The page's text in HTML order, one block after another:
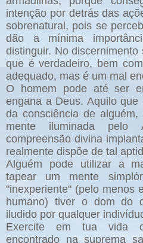
intenção por detrás das
sobrenatural, pois se
dão a mínima
distinguir. No
que é verdadeiro, bem
adequado, mas é um mal
O homem pode até ser
engana a Deus. Aquilo que
da consciência de
mente iluminada pelo
compreensão divina
realmente dispõe de tal
Alguém pode utilizar a
tapear um mente
"inexperiente" (pelo menos
humano) tiver o dom do
iludido por qualquer
Exercite em tua vida
encontrado na suprema